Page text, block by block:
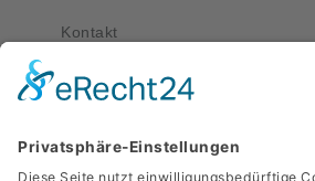
Kontakt
Kontakt
0351 4189 3330